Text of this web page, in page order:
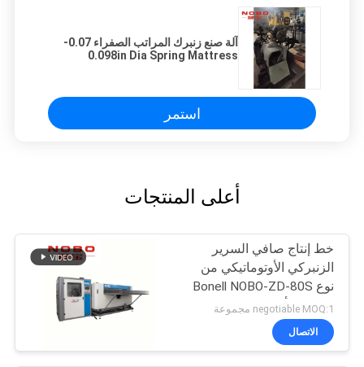
آلة صنع زنبرك المراتب الصفراء 0.07-
0.098in Dia Spring Mattress
استمر
أعلى المنتجات
خط إنتاج صافي السرير
الزنبركي الأوتوماتيكي من
نوع Bonell NOBO-ZD-80S
2M كحد أقصى
negotiable MOQ:1 مجموعة
الاتصال